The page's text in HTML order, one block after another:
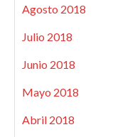
Agosto 2018
Julio 2018
Junio 2018
Mayo 2018
Abril 2018